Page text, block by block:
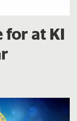
for at KI